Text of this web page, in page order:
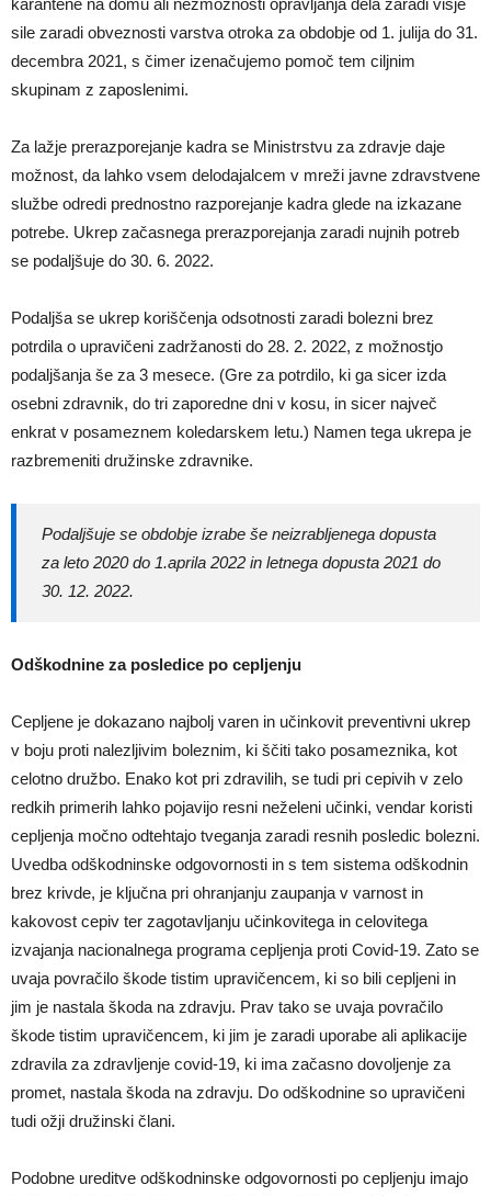
karantene na domu ali nezmožnosti opravljanja dela zaradi višje
sile zaradi obveznosti varstva otroka za obdobje od 1. julija do 31.
decembra 2021, s čimer izenačujemo pomoč tem ciljnim
skupinam z zaposlenimi.
Za lažje prerazporejanje kadra se Ministrstvu za zdravje daje
možnost, da lahko vsem delodajalcem v mreži javne zdravstvene
službe odredi prednostno razporejanje kadra glede na izkazane
potrebe. Ukrep začasnega prerazporejanja zaradi nujnih potreb
se podaljšuje do 30. 6. 2022.
Podaljša se ukrep koriščenja odsotnosti zaradi bolezni brez
potrdila o upravičeni zadržanosti do 28. 2. 2022, z možnostjo
podaljšanja še za 3 mesece. (Gre za potrdilo, ki ga sicer izda
osebni zdravnik, do tri zaporedne dni v kosu, in sicer največ
enkrat v posameznem koledarskem letu.) Namen tega ukrepa je
razbremeniti družinske zdravnike.
Podaljšuje se obdobje izrabe še neizrabljenega dopusta
za leto 2020 do 1.aprila 2022 in letnega dopusta 2021 do
30. 12. 2022.
Odškodnine za posledice po cepljenju
Cepljene je dokazano najbolj varen in učinkovit preventivni ukrep
v boju proti nalezljivim boleznim, ki ščiti tako posameznika, kot
celotno družbo. Enako kot pri zdravilih, se tudi pri cepivih v zelo
redkih primerih lahko pojavijo resni neželeni učinki, vendar koristi
cepljenja močno odtehtajo tveganja zaradi resnih posledic bolezni.
Uvedba odškodninske odgovornosti in s tem sistema odškodnin
brez krivde, je ključna pri ohranjanju zaupanja v varnost in
kakovost cepiv ter zagotavljanju učinkovitega in celovitega
izvajanja nacionalnega programa cepljenja proti Covid-19. Zato se
uvaja povračilo škode tistim upravičencem, ki so bili cepljeni in
jim je nastala škoda na zdravju. Prav tako se uvaja povračilo
škode tistim upravičencem, ki jim je zaradi uporabe ali aplikacije
zdravila za zdravljenje covid-19, ki ima začasno dovoljenje za
promet, nastala škoda na zdravju. Do odškodnine so upravičeni
tudi ožji družinski člani.
Podobne ureditve odškodninske odgovornosti po cepljenju imajo